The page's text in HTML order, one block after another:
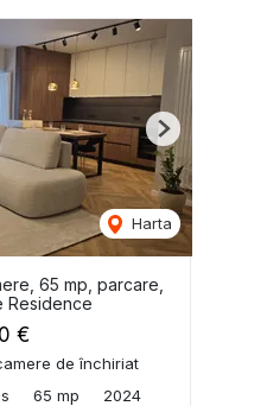
Harta
Next
65 mp, parcare,
Residence
€
de închiriat
65 mp 2024